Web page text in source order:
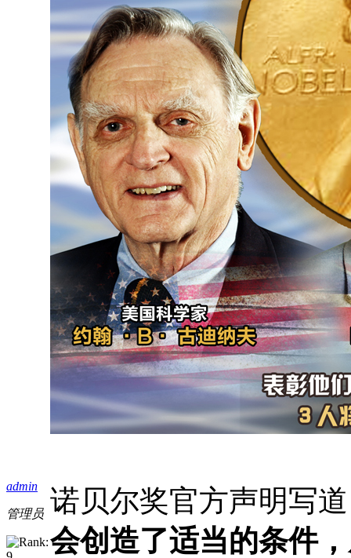
admin
管理员 诺贝尔奖官方声明写道
会创造了适当的条件